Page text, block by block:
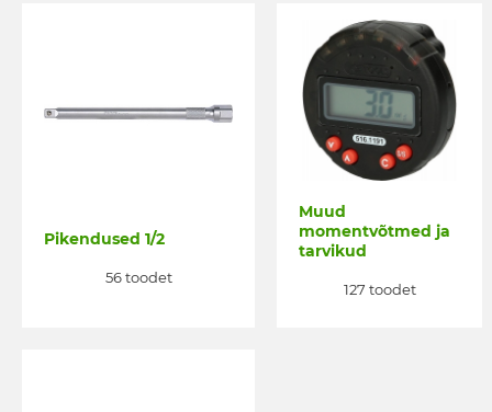
Pikendused 1/2
56 toodet
Muud
momentvõtmed ja
tarvikud
127 toodet